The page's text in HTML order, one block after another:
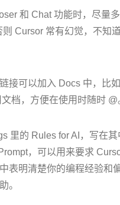
和 Chat 功能时，尽量多
Cursor 常有幻觉，不知
接可以加入 Docs 中，比
档，方便在使用时随时 @
里的 Rules for AI，写在其
，可以用来要求
表明清楚你的编程经验和
。